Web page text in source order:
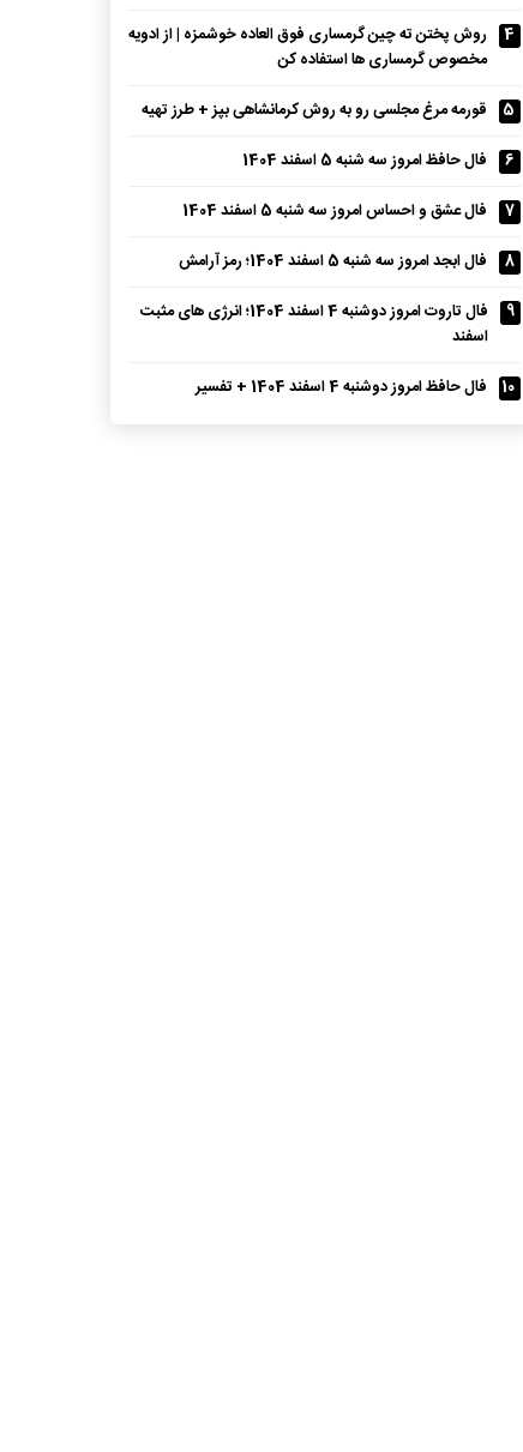
4
روش پختن ته چین گرمساری فوق العاده خوشمزه | از ادویه
مخصوص گرمساری ها استفاده کن
5
قورمه مرغ مجلسی رو به روش کرمانشاهی بپز + طرز تهیه
6
فال حافظ امروز سه شنبه 5 اسفند 1404
7
فال عشق و احساس امروز سه شنبه 5 اسفند 1404
8
فال ابجد امروز سه شنبه 5 اسفند 1404؛ رمز آرامش
9
فال تاروت امروز دوشنبه 4 اسفند 1404؛ انرژی های مثبت
اسفند
10
فال حافظ امروز دوشنبه 4 اسفند 1404 + تفسیر